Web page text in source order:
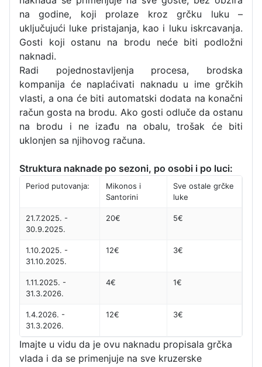
na godine, koji prolaze kroz grčku luku –
uključujući luke pristajanja, kao i luku iskrcavanja.
Gosti koji ostanu na brodu neće biti podložni
naknadi.
Radi pojednostavljenja procesa, brodska
kompanija će naplaćivati naknadu u ime grčkih
vlasti, a ona će biti automatski dodata na konačni
račun gosta na brodu. Ako gosti odluče da ostanu
na brodu i ne izađu na obalu, trošak će biti
uklonjen sa njihovog računa.
Struktura naknade po sezoni, po osobi i po luci:
Period putovanja:
Mikonos i
Santorini
Sve ostale grčke
luke
21.7.2025. -
30.9.2025.
20€ 5€
1.10.2025. -
31.10.2025.
12€ 3€
1.11.2025. -
31.3.2026.
4€ 1€
1.4.2026. -
31.3.2026.
12€ 3€
Imajte u vidu da je ovu naknadu propisala grčka
vlada i da se primenjuje na sve kruzerske